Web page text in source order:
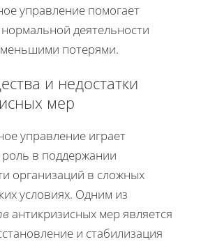
управление помогает
нормальной деятельности
потерями.
и недостатки
мер
управление играет
в поддержании
организаций в сложных
условиях. Одним из
антикризисных мер является
и стабилизация